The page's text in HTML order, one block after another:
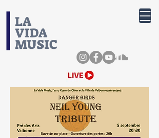
​LA
VIDA
MUSIC